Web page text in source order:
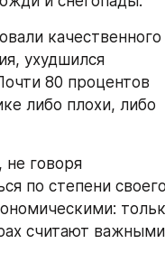
с ежегодными
предупреждал
в 35 тысяч
судить в первые
чтобы новый
и так далее.
то, что
американцев.
клинтоновской